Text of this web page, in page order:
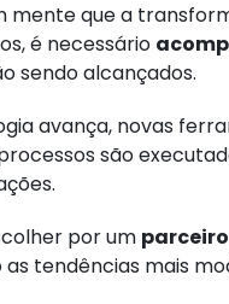
que a
é necessário
sendo alcançados.
avança, novas
são
por um
as tendências mais